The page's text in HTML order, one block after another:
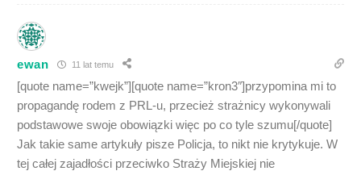
ewan 11 lat temu
[quote name=”kwejk”][quote name=”kron3″]przypomina mi to
propagandę rodem z PRL-u, przecież strażnicy wykonywali
podstawowe swoje obowiązki więc po co tyle szumu[/quote]
Jak takie same artykuły pisze Policja, to nikt nie krytykuje. W
tej całej zajadłości przeciwko Straży Miejskiej nie